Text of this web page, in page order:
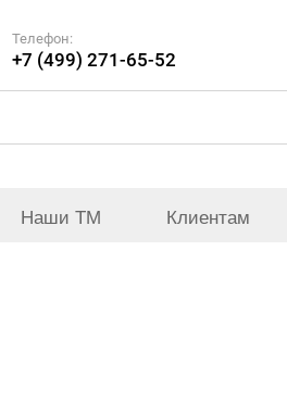
Телефон:
+7 (499) 271-65-52
Наши ТМ Клиентам